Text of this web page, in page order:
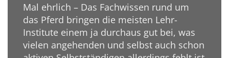
Mal ehrlich – Das Fachwissen rund um
das Pferd bringen die meisten Lehr-
Institute einem ja durchaus gut bei, was
vielen angehenden und selbst auch schon